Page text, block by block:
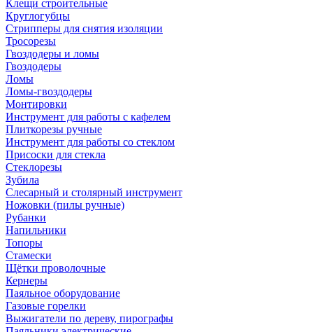
Клещи строительные
Круглогубцы
Стрипперы для снятия изоляции
Тросорезы
Гвоздодеры и ломы
Гвоздодеры
Ломы
Ломы-гвоздодеры
Монтировки
Инструмент для работы с кафелем
Плиткорезы ручные
Инструмент для работы со стеклом
Присоски для стекла
Стеклорезы
Зубила
Слесарный и столярный инструмент
Ножовки (пилы ручные)
Рубанки
Напильники
Топоры
Стамески
Щётки проволочные
Кернеры
Паяльное оборудование
Газовые горелки
Выжигатели по дереву, пирографы